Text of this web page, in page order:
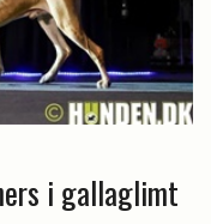
i gallaglimt